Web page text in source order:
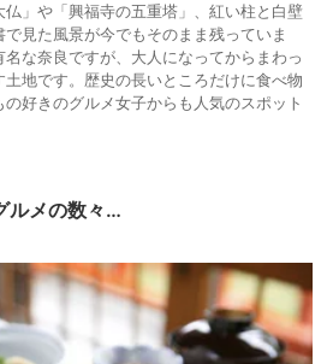
」や「興福寺の五重塔」、紅い柱と白壁
見た風景が今でもそのまま残っていま
な奈良ですが、大人になってからまわっ
地です。歴史の長いところだけに食べ物
好きのグルメ女子からも人気のスポット
ルメの数々…